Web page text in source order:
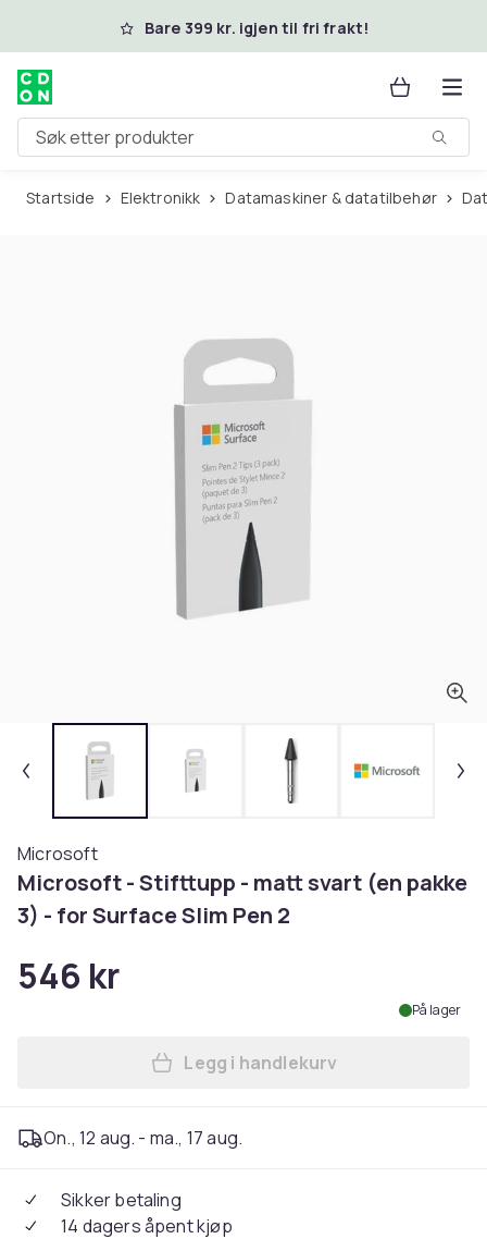
Hopp til hovedinnholdBare 399 kr. igjen til fri frakt!
Søk etter produkter
Startside Elektronikk Datamaskiner & datatilbehør
Microsoft
Microsoft - Stifttupp - matt svart (en pakke
3) - for Surface Slim Pen 2
546 kr
På lager
Legg Microsoft - Stifttupp
Legg i handlekurv
On., 12 aug. - ma., 17 aug.
Sikker betaling
14 dagers åpent kjøp